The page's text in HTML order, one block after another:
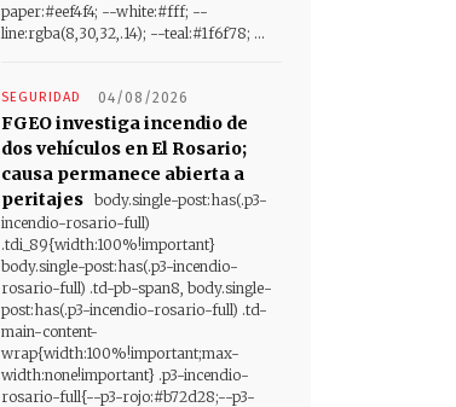
paper:#eef4f4; --white:#fff; --
line:rgba(8,30,32,.14); --teal:#1f6f78; ...
SEGURIDAD 04/08/2026
FGEO investiga incendio de
dos vehículos en El Rosario;
causa permanece abierta a
peritajes body.single-post:has(.p3-
incendio-rosario-full)
.tdi_89{width:100%!important}
body.single-post:has(.p3-incendio-
rosario-full) .td-pb-span8, body.single-
post:has(.p3-incendio-rosario-full) .td-
main-content-
wrap{width:100%!important;max-
width:none!important} .p3-incendio-
rosario-full{--p3-rojo:#b72d28;--p3-